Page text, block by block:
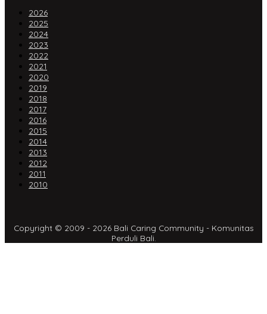
2026
2025
2024
2023
2022
2021
2020
2019
2018
2017
2016
2015
2014
2013
2012
2011
2010
Copyright © 2009 - 2026 Bali Caring Community - Komunitas
Perduli Bali.